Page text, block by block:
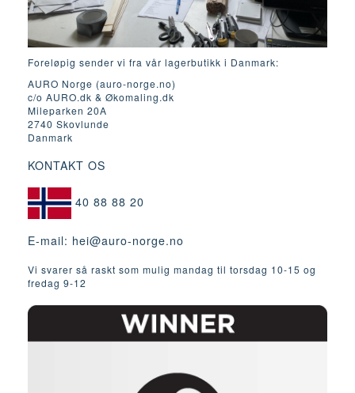
Foreløpig sender vi fra vår lagerbutikk i Danmark:
AURO Norge (auro-norge.no)
c/o AURO.dk & Økomaling.dk
Mileparken 20A
2740 Skovlunde
Danmark
KONTAKT OS
40 88 88 20
E-mail: hei@auro-norge.no
Vi svarer så raskt som mulig mandag til torsdag 10-15 og
fredag ​​9-12